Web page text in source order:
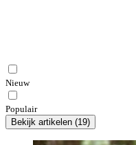
Nieuw
Populair
Bekijk artikelen (19)